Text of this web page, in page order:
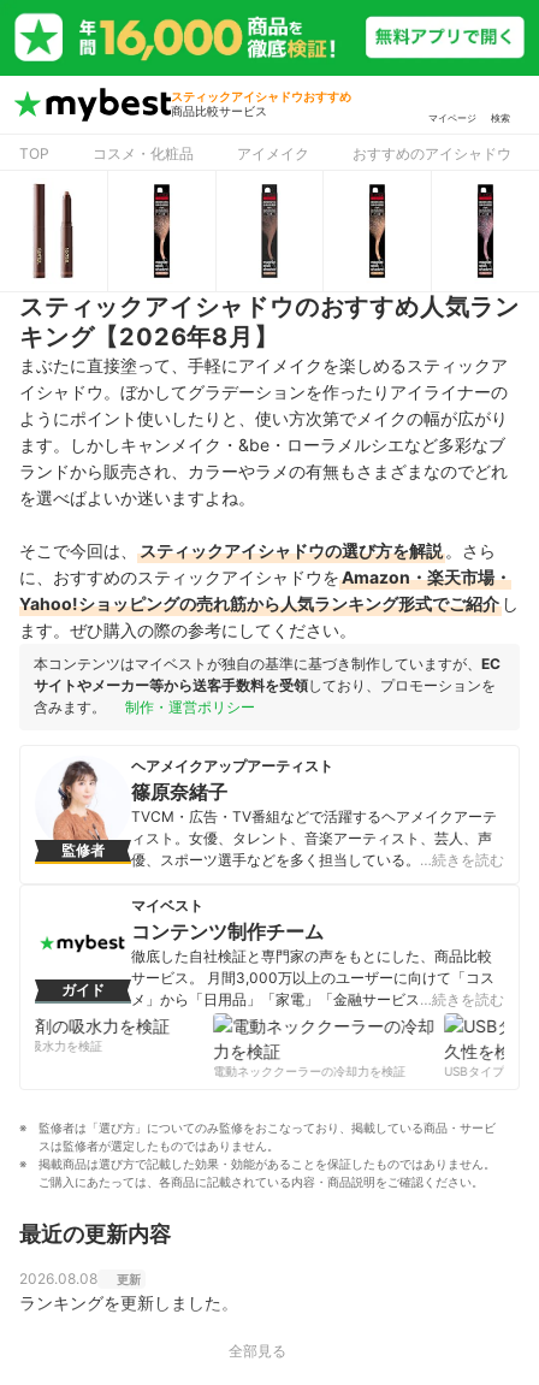
スティックアイシャドウおすすめ
商品比較サービス
マイページ 検索
TOP コスメ・化粧品 アイメイク おすすめのアイシャドウ
スティックアイシャドウのおすすめ人気ラン
キング【2026年8月】
まぶたに直接塗って、手軽にアイメイクを楽しめるスティックア
イシャドウ。ぼかしてグラデーションを作ったりアイライナーの
ようにポイント使いしたりと、使い方次第でメイクの幅が広がり
ます。しかしキャンメイク・&be・ローラメルシエなど多彩なブ
ランドから販売され、カラーやラメの有無もさまざまなのでどれ
を選べばよいか迷いますよね。
そこで今回は、 スティックアイシャドウの選び方を解説 。さら
に、おすすめのスティックアイシャドウをAmazon・楽天市場・
Yahoo!ショッピングの売れ筋から人気ランキング形式でご紹介 し
ます。ぜひ購入の際の参考にしてください。
本コンテンツはマイベストが独自の基準に基づき制作していますが、 EC
サイトやメーカー等から送客手数料を受領しており、プロモーションを
含みます。
制作・運営ポリシー
監修者
ヘアメイクアップアーティスト
篠原奈緒子
TVCM・広告・TV番組などで活躍するヘアメイクアーテ
ィスト。女優、タレント、音楽アーティスト、芸人、声
優、スポーツ選手などを多く担当している。10代の頃か
師事後独立。現在は新人育成のための技術指導も請け負
っている。 TV番組出演、雑誌でのライティング、イベン
トでのトークショーなど、自身でのメディア露出もこな
し、LINE公式ブロガーとしても活動するなど、若い世代
を中心に幅広い支持層を持つ。コスメや美容グッズが大
好きで、新しいアイテムは常にチェックしている。
篠原奈緒子のプロフィール
…続きを読む
ガイド
マイベスト
コンテンツ制作チーム
徹底した自社検証と専門家の声をもとにした、商品比較
サービス。 月間3,000万以上のユーザーに向けて「コス
メ」から「日用品」「家電」「金融サービス」まで、ベ
ストな商品を選んでもらうために、毎日コンテンツを制
コンテンツ制作チームのプロフィール
…続きを読む
の吸水力を検証
電動ネッククーラーの冷却力を検証
USBタイプCケー
監修者は「選び方」についてのみ監修をおこなっており、掲載している商品・サービ
スは監修者が選定したものではありません。
掲載商品は選び方で記載した効果・効能があることを保証したものではありません。
ご購入にあたっては、各商品に記載されている内容・商品説明をご確認ください。
最近の更新内容
2026.08.08 更新
ランキングを更新しました。
全部見る